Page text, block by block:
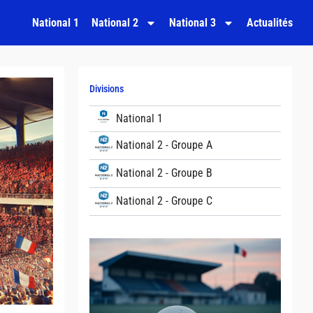
National 1 National 2 National 3 Actualités
Divisions
National 1
National 2 - Groupe A
National 2 - Groupe B
National 2 - Groupe C